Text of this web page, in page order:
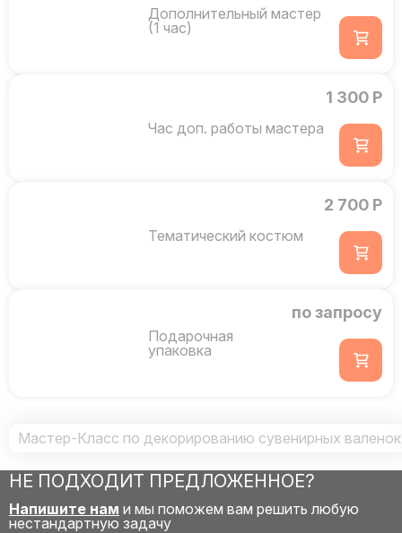
Дополнительный мастер
(1 час)
Час доп. работы мастера
1 300 Р
Тематический костюм
2 700 Р
Подарочная
упаковка
по запросу
Мастер-Класс по декорированию сувенирных валенок
НЕ ПОДХОДИТ ПРЕДЛОЖЕННОЕ?
Напишите нам и мы поможем вам решить любую
нестандартную задачу